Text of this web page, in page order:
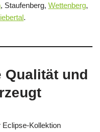
, Staufenberg, Wettenberg,
.
Qualität und
Eclipse-Kollektion